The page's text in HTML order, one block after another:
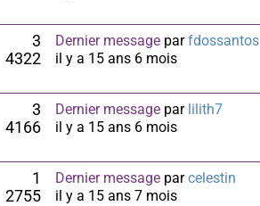
3
4322
Dernier message parfdossantos
il y a 15 ans 6 mois
3
4166
Dernier message par lilith7
il y a 15 ans 6 mois
1
2755
Dernier message parcelestin
il y a 15 ans 7 mois